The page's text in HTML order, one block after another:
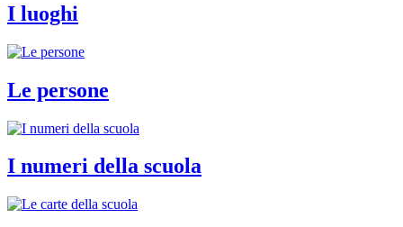
I luoghi
Le persone
I numeri della scuola